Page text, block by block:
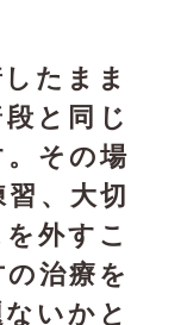
たまま
と同じ
その場
、大切
外すこ
治療を
いかと